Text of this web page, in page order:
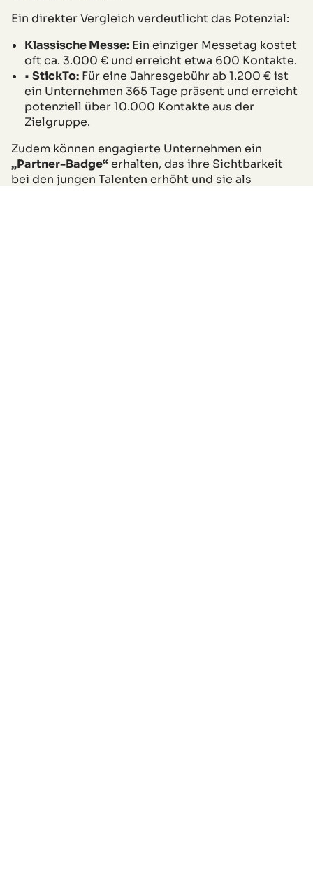
Ein direkter Vergleich verdeutlicht das Potenzial:
Klassische Messe: Ein einziger Messetag kostet
oft ca. 3.000 € und erreicht etwa 600 Kontakte.
•StickTo: Für eine Jahresgebühr ab 1.200 € ist
ein Unternehmen 365 Tage präsent und erreicht
potenziell über 10.000 Kontakte aus der
Zielgruppe.
Zudem können engagierte Unternehmen ein
„Partner-Badge“erhalten, das ihre Sichtbarkeit
bei den jungen Talenten erhöht und sie als